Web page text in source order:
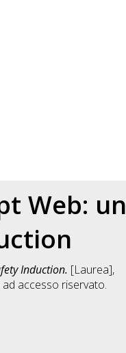
Web: un
Induction. [Laurea],
accesso riservato.